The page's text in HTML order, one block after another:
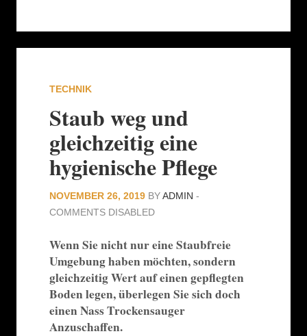
TECHNIK
Staub weg und
gleichzeitig eine
hygienische Pflege
NOVEMBER 26, 2019 BYADMIN -
COMMENTS DISABLED
Wenn Sie nicht nur eine Staubfreie
Umgebung haben möchten, sondern
gleichzeitig Wert auf einen gepflegten
Boden legen, überlegen Sie sich doch
einen Nass Trockensauger
Anzuschaffen.